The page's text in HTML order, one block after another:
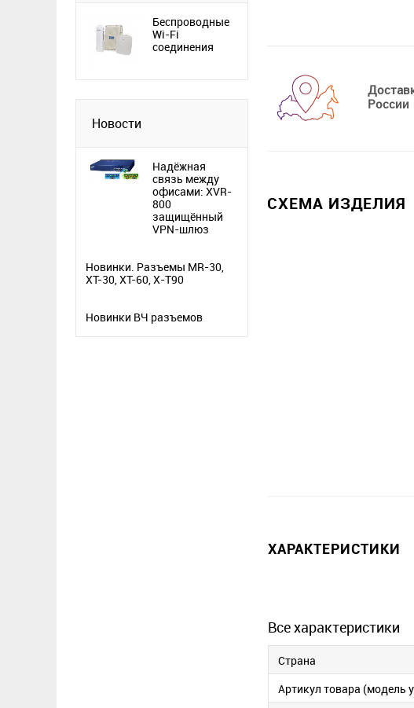
Беспроводные
Wi-Fi
соединения
Новости
Надёжная
связь между
офисами: XVR-
800
защищённый
VPN-шлюз
Новинки. Разъемы MR-30,
XT-30, XT-60, X-T90
Новинки ВЧ разъемов
России
СХЕМА ИЗДЕЛИЯ
ХАРАКТЕРИСТИКИ
Все характеристики
Страна
Артикул товара (модель